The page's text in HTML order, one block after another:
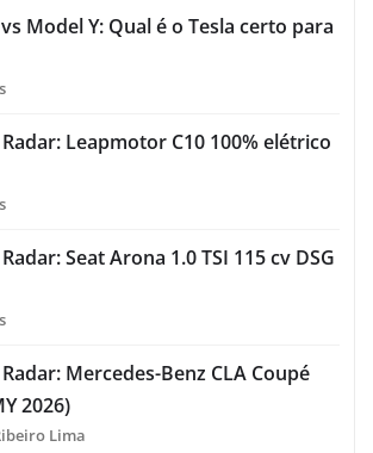
Model Y: Qual é o Tesla certo para
Leapmotor C10 100% elétrico
Seat Arona 1.0 TSI 115 cv DSG
Mercedes-Benz CLA Coupé
2026)
Lima